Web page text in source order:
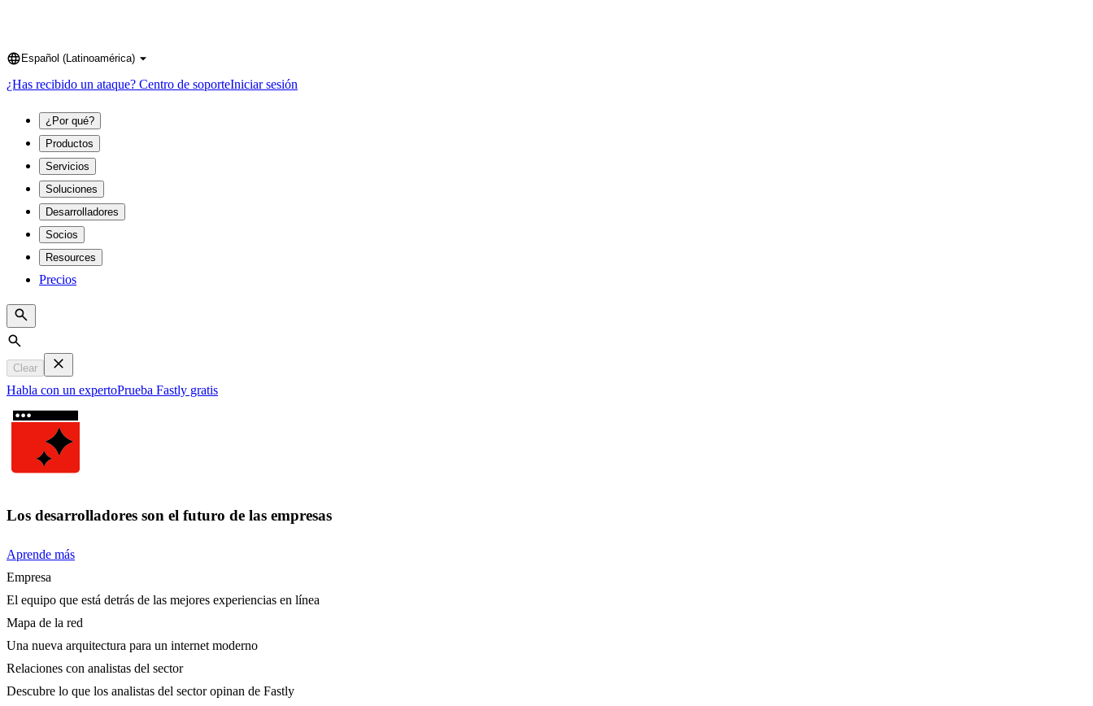
Language
Español (Latinoamérica)
¿Has recibido un ataque? Centro de soporteIniciar sesión
¿Por qué?
Productos
Servicios
Soluciones
Desarrolladores
Socios
Resources
Precios
Search
Clear
Habla con un expertoPrueba Fastly gratis
Los desarrolladores son el futuro de las empresas
Aprende más
Empresa
El equipo que está detrás de las mejores experiencias en línea
Mapa de la red
Una nueva arquitectura para un internet moderno
Relaciones con analistas del sector
Descubre lo que los analistas del sector opinan de Fastly